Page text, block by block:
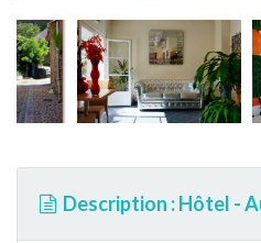
Description : Hôtel -